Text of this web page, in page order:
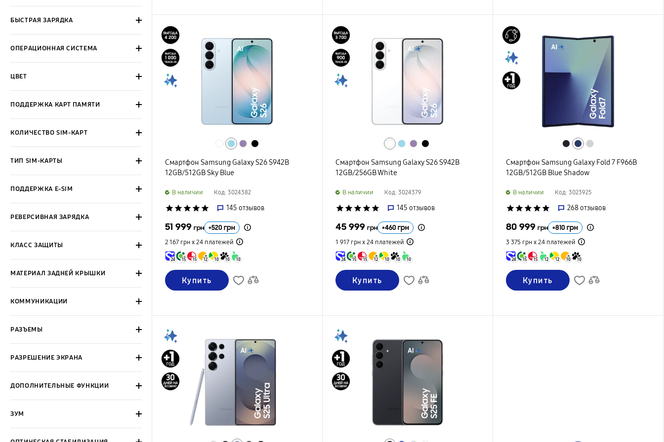
БЫСТРАЯ ЗАРЯДКА
ОПЕРАЦИОННАЯ СИСТЕМА
ЦВЕТ
ПОДДЕРЖКА КАРТ ПАМЯТИ
КОЛИЧЕСТВО SIM-КАРТ
ТИП SIM-КАРТЫ
ПОДДЕРЖКА E-SIM
РЕВЕРСИВНАЯ ЗАРЯДКА
КЛАСС ЗАЩИТЫ
МАТЕРИАЛ ЗАДНЕЙ КРЫШКИ
КОММУНИКАЦИИ
РАЗЪЕМЫ
РАЗРЕШЕНИЕ ЭКРАНА
ДОПОЛНИТЕЛЬНЫЕ ФУНКЦИИ
ЗУМ
Смартфон Samsung Galaxy S26 S942B
12GB/512GB Sky Blue
B наличии Код: 3024382
star star star star star 145 отзывов
51 999 грн +520 грн
2 167 грн х 24 платежей
24 15 15 12 10 10 10
Купить
Смартфон Samsung Galaxy S26 S942B
12GB/256GB White
B наличии Код: 3024379
star star star star star 145 отзывов
45 999 грн +460 грн
1 917 грн х 24 платежей
24 15 15 12 10 10 10
Купить
Смартфон Samsung Galaxy Fold 7 F966B
12GB/512GB Blue Shadow
B наличии Код: 3023925
star star star star star 268отзывов
80 999 грн +810 грн
3 375 грн х 24 платежей
24 15 15 12 12 10 10
Купить